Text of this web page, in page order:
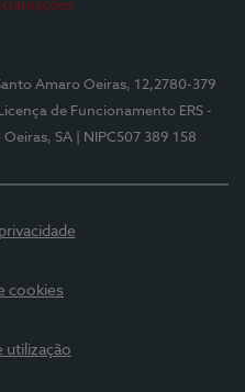
Amaro Oeiras, 12,2780-379
Licença de Funcionamento ERS -
Oeiras, SA | NIPC507 389 158
cookies
utilização